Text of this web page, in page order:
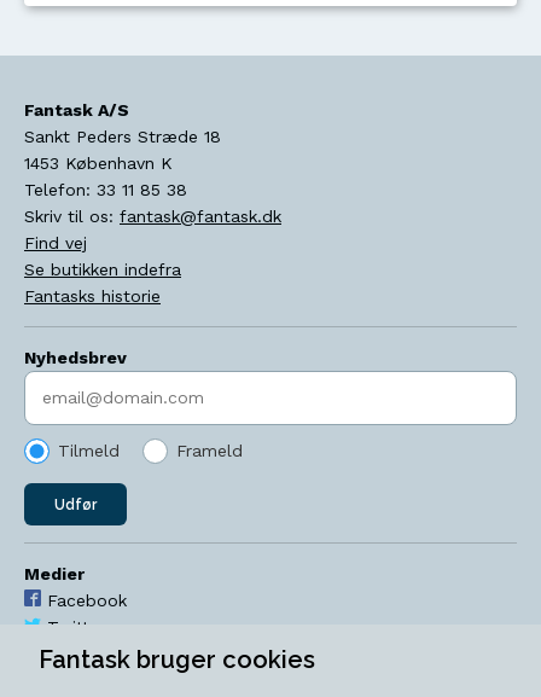
Fantask A/S
Sankt Peders Stræde 18
1453 København K
Telefon: 33 11 85 38
Skriv til os: fantask@fantask.dk
Find vej
Se butikken indefra
Fantasks historie
Nyhedsbrev
Indtast søgeord
Tilmeld Frameld
Udfør
Medier
Facebook
Twitter
YouTube
Fantask bruger cookies